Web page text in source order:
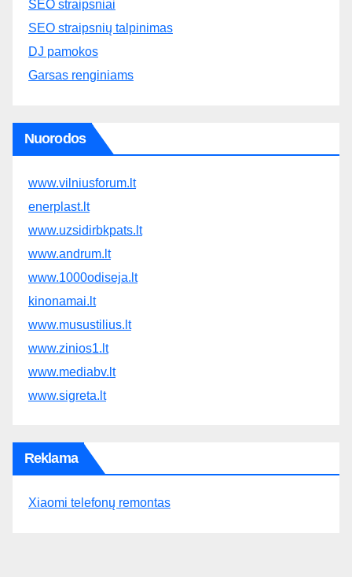
SEO straipsniai
SEO straipsnių talpinimas
DJ pamokos
Garsas renginiams
Nuorodos
www.vilniusforum.lt
enerplast.lt
www.uzsidirbkpats.lt
www.andrum.lt
www.1000odiseja.lt
kinonamai.lt
www.musustilius.lt
www.zinios1.lt
www.mediabv.lt
www.sigreta.lt
Reklama
Xiaomi telefonų remontas